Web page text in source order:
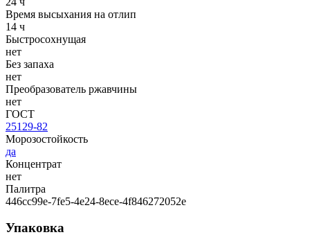
Время высыхания на отлип
14 ч
Быстросохнущая
нет
Без запаха
нет
Преобразователь ржавчины
нет
ГОСТ
25129-82
Морозостойкость
да
Концентрат
нет
Палитра
446cc99e-7fe5-4e24-8ece-4f846272052e
Упаковка